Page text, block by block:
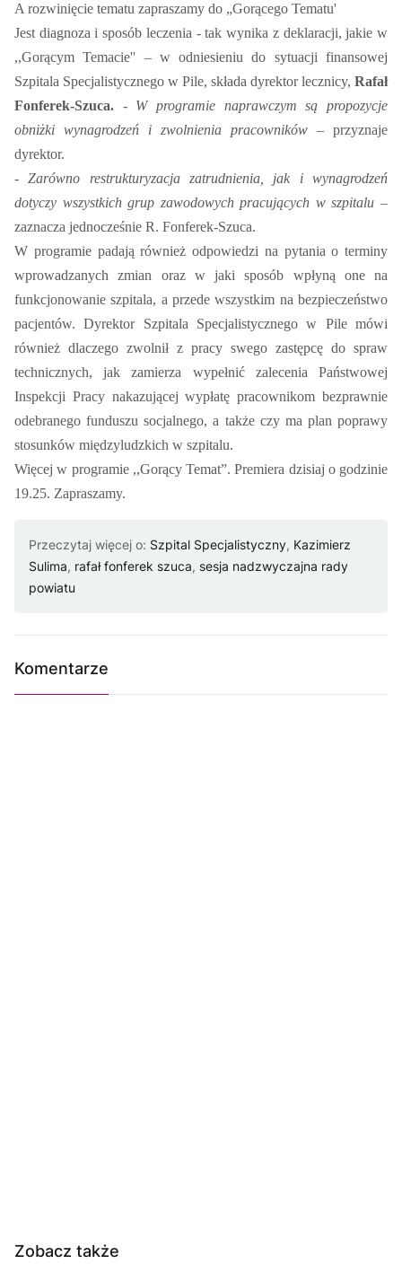
A rozwinięcie tematu zapraszamy do „Gorącego Tematu'
Jest diagnoza i sposób leczenia - tak wynika z deklaracji, jakie w
,,Gorącym Temacie'' – w odniesieniu do sytuacji finansowej
Szpitala Specjalistycznego w Pile, składa dyrektor lecznicy, Rafał
Fonferek-Szuca. - W programie naprawczym są propozycje
obniżki wynagrodzeń i zwolnienia pracowników – przyznaje
dyrektor.
- Zarówno restrukturyzacja zatrudnienia, jak i wynagrodzeń
dotyczy wszystkich grup zawodowych pracujących w szpitalu –
zaznacza jednocześnie R. Fonferek-Szuca.
W programie padają również odpowiedzi na pytania o terminy
wprowadzanych zmian oraz w jaki sposób wpłyną one na
funkcjonowanie szpitala, a przede wszystkim na bezpieczeństwo
pacjentów. Dyrektor Szpitala Specjalistycznego w Pile mówi
również dlaczego zwolnił z pracy swego zastępcę do spraw
technicznych, jak zamierza wypełnić zalecenia Państwowej
Inspekcji Pracy nakazującej wypłatę pracownikom bezprawnie
odebranego funduszu socjalnego, a także czy ma plan poprawy
stosunków międzyludzkich w szpitalu.
Więcej w programie ,,Gorący Temat”. Premiera dzisiaj o godzinie
19.25. Zapraszamy.
Przeczytaj więcej o: Szpital Specjalistyczny, Kazimierz
Sulima, rafał fonferek szuca, sesja nadzwyczajna rady
powiatu
Komentarze
Zobacz także